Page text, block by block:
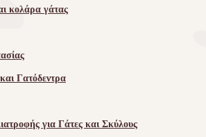
κολάρα γάτας
Γατόδεντρα
για Γάτες και Σκύλους